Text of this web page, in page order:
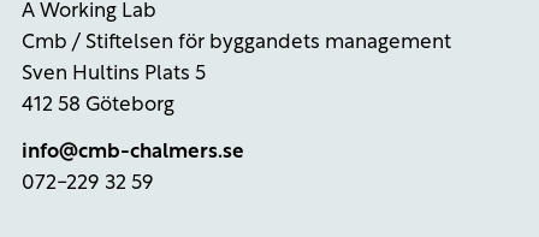
A Working Lab
Cmb / Stiftelsen för byggandets management
Sven Hultins Plats 5
412 58 Göteborg
info@cmb-chalmers.se
072-229 32 59